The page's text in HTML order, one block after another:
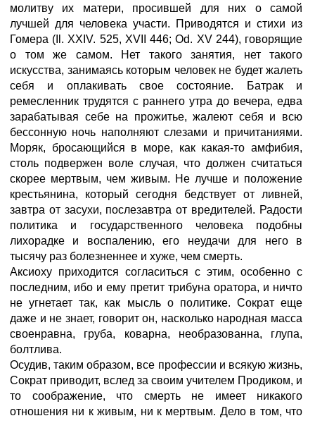
молитву их матери, просившей для них о самой
лучшей для человека участи. Приводятся и стихи из
Гомера (Il. XXIV. 525, XVII 446; Od. XV 244), говорящие
о том же самом. Нет такого занятия, нет такого
искусства, занимаясь которым человек не будет жалеть
себя и оплакивать свое состояние. Батрак и
ремесленник трудятся с раннего утра до вечера, едва
зарабатывая себе на прожитье, жалеют себя и всю
бессонную ночь наполняют слезами и причитаниями.
Моряк, бросающийся в море, как какая-то амфибия,
столь подвержен воле случая, что должен считаться
скорее мертвым, чем живым. Не лучше и положение
крестьянина, который сегодня бедствует от ливней,
завтра от засухи, послезавтра от вредителей. Радости
политика и государственного человека подобны
лихорадке и воспалению, его неудачи для него в
тысячу раз болезненнее и хуже, чем смерть.
Аксиоху приходится согласиться с этим, особенно с
последним, ибо и ему претит трибуна оратора, и ничто
не угнетает так, как мысль о политике. Сократ еще
даже и не знает, говорит он, насколько народная масса
своенравна, груба, коварна, необразованна, глупа,
болтлива.
Осудив, таким образом, все профессии и всякую жизнь,
Сократ приводит, вслед за своим учителем Продиком, и
то соображение, что смерть не имеет никакого
отношения ни к живым, ни к мертвым. Дело в том, что